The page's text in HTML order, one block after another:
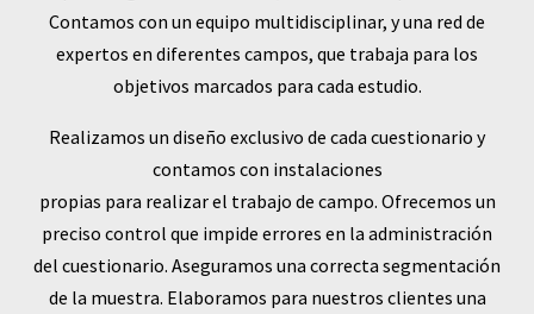
Contamos con un equipo multidisciplinar, y una red de
expertos en diferentes campos, que trabaja para los
objetivos marcados para cada estudio.
Realizamos un diseño exclusivo de cada cuestionario y
contamos con instalaciones
propias para realizar el trabajo de campo. Ofrecemos un
preciso control que impide errores en la administración
del cuestionario. Aseguramos una correcta segmentación
de la muestra. Elaboramos para nuestros clientes una